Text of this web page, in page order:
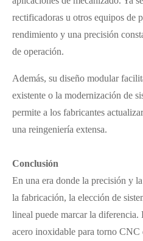
rectificadoras u otros equipos de
rendimiento y una precisión
de operación.
Además, su diseño modular
existente o la modernización de
permite a los fabricantes
una reingeniería extensa.
Conclusión
En una era donde la precisión y
la fabricación, la elección de
lineal puede marcar la diferencia.
acero inoxidable para torno CNC